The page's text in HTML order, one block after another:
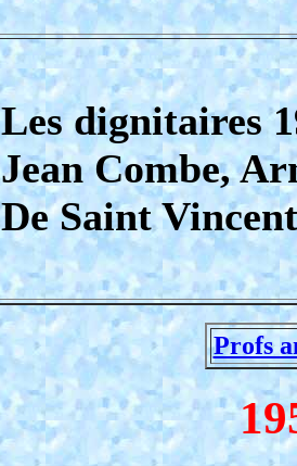
Les dignitaires
Jean Combe,
De Saint Vincent
Profs